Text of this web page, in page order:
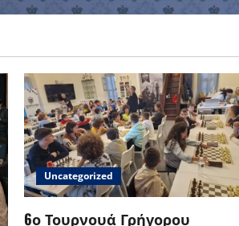
Uncategorized
6ο Τουρνουά Γρήγορου